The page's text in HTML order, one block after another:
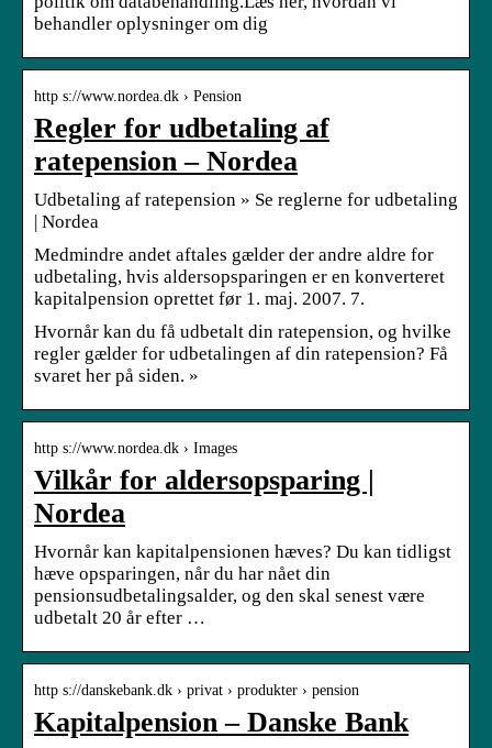
behandler oplysninger om dig
http s://www.nordea.dk › Pension
Regler for udbetaling af
ratepension – Nordea
Udbetaling af ratepension » Se reglerne for udbetaling
| Nordea
Medmindre andet aftales gælder der andre aldre for
udbetaling, hvis aldersopsparingen er en konverteret
kapitalpension oprettet før 1. maj. 2007. 7.
Hvornår kan du få udbetalt din ratepension, og hvilke
regler gælder for udbetalingen af din ratepension? Få
svaret her på siden. »
http s://www.nordea.dk › Images
Vilkår for aldersopsparing |
Nordea
Hvornår kan kapitalpensionen hæves? Du kan tidligst
hæve opsparingen, når du har nået din
pensionsudbetalingsalder, og den skal senest være
udbetalt 20 år efter …
http s://danskebank.dk › privat › produkter › pension
Kapitalpension – Danske Bank